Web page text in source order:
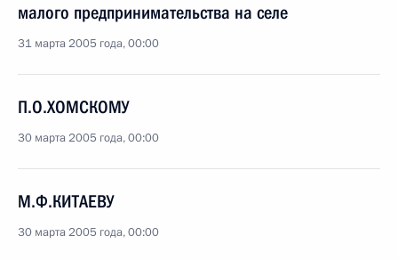
малого предпринимательства на селе
31 марта 2005 года, 00:00
П.О.ХОМСКОМУ
30 марта 2005 года, 00:00
М.Ф.КИТАЕВУ
30 марта 2005 года, 00:00